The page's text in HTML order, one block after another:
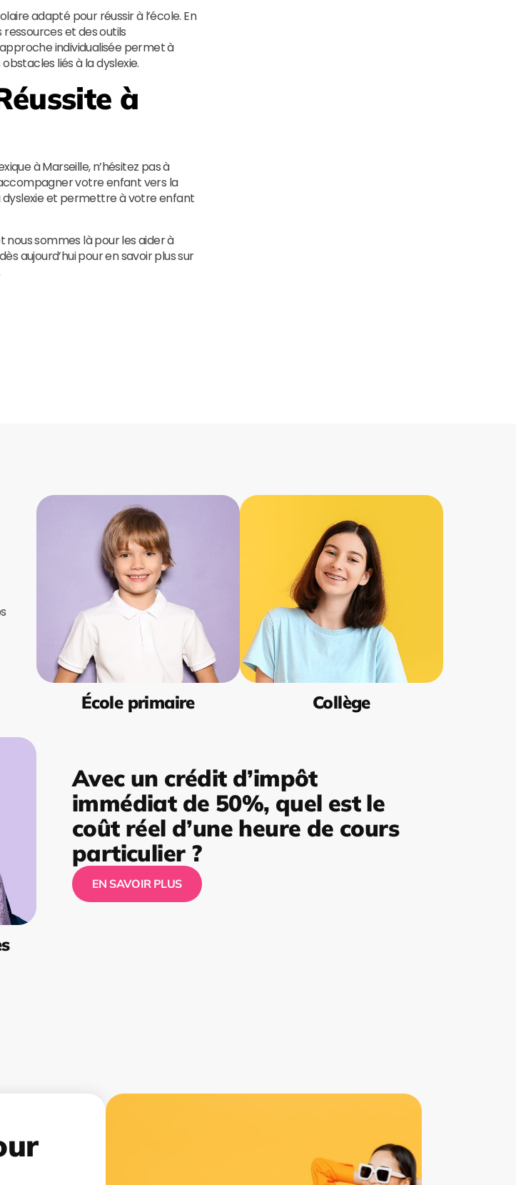
adapté pour réussir à l’école. En
et des outils
individualisée permet à
liés à la dyslexie.
à
à Marseille, n’hésitez pas à
votre enfant vers la
dyslexie et permettre à votre enfant
sommes là pour les aider à
aujourd’hui pour en savoir plus sur
École primaire Collège
Avec un crédit d’impôt
immédiat de 50%, quel est le
coût réel d’une heure de cours
particulier ?
EN SAVOIR PLUS